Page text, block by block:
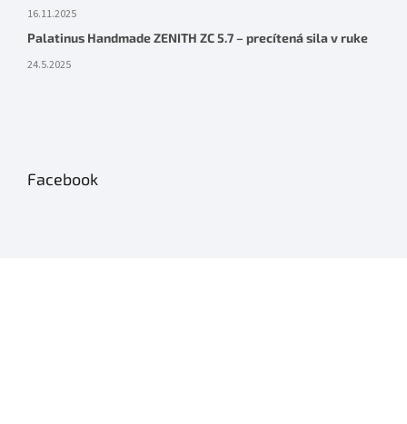
16.11.2025
Palatinus Handmade ZENITH ZC 5.7 – precítená sila v ruke
24.5.2025
Facebook